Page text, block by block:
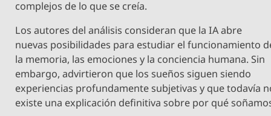
complejos de lo que se creía.
Los autores del análisis consideran que la IA abre
nuevas posibilidades para estudiar el funcionamiento
la memoria, las emociones y la conciencia humana. Sin
embargo, advirtieron que los sueños siguen siendo
experiencias profundamente subjetivas y que todavía
existe una explicación definitiva sobre por qué